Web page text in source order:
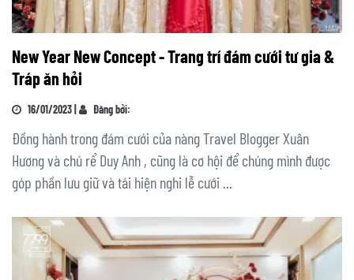
New Year New Concept - Trang trí đám cưới tư gia &
Tráp ăn hỏi
16/01/2023 | Đăng bởi:
Đồng hành trong đám cưới của nàng Travel Blogger Xuân
Hương và chú rể Duy Anh , cũng là cơ hội để chúng mình được
góp phần lưu giữ và tái hiện nghi lễ cưới ...